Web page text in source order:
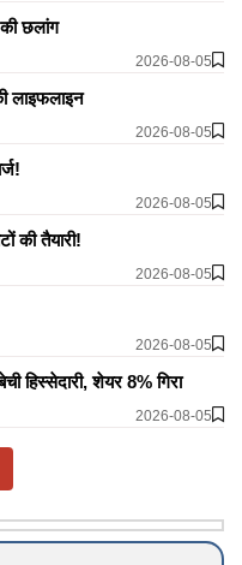
छलांग
2026-08-05
लाइफलाइन
2026-08-05
2026-08-05
की तैयारी!
2026-08-05
2026-08-05
हिस्सेदारी, शेयर 8% गिरा
2026-08-05